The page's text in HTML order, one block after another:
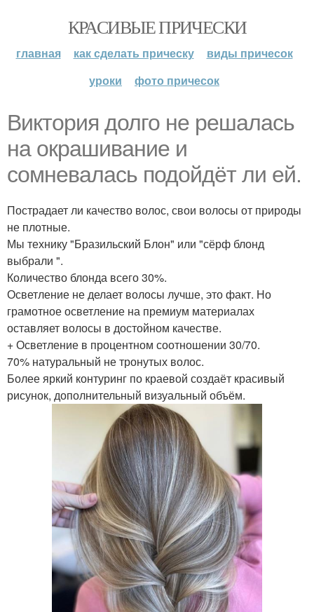
КРАСИВЫЕ ПРИЧЕСКИ
главная как сделать прическу
виды причесок
уроки
фото причесок
Виктория долго не решалась
на окрашивание и
сомневалась подойдёт ли ей.
Пострадает ли качество волос, свои волосы от природы
не плотные.
Мы технику "Бразильский Блон" или "сёрф блонд
выбрали ".
Количество блонда всего 30%.
Осветление не делает волосы лучше, это факт. Но
грамотное осветление на премиум материалах
оставляет волосы в достойном качестве.
+ Осветление в процентном соотношении 30/70.
70% натуральный не тронутых волос.
Более яркий контуринг по краевой создаёт красивый
рисунок, дополнительный визуальный объём.